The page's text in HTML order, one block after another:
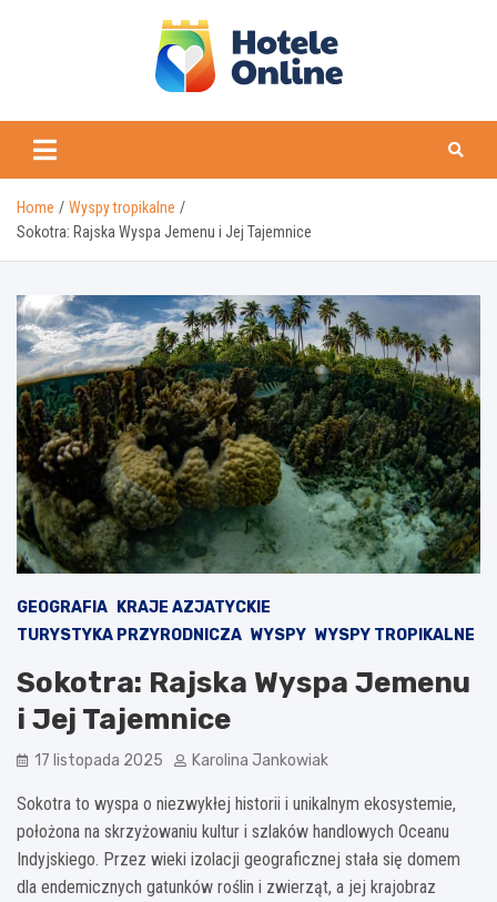
Home
Wyspy tropikalne
Sokotra: Rajska Wyspa Jemenu i Jej Tajemnice
GEOGRAFIA
KRAJE AZJATYCKIE
TURYSTYKA PRZYRODNICZA WYSPY WYSPY TROPIKALNE
Sokotra: Rajska Wyspa Jemenu
i Jej Tajemnice
17 listopada 2025 Karolina Jankowiak
Sokotra to wyspa o niezwykłej historii i unikalnym ekosystemie,
położona na skrzyżowaniu kultur i szlaków handlowych Oceanu
Indyjskiego. Przez wieki izolacji geograficznej stała się domem
dla endemicznych gatunków roślin i zwierząt, a jej krajobraz